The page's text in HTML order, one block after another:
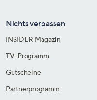
Nichts verpassen
INSIDER Magazin
TV-Programm
Gutscheine
Partnerprogramm